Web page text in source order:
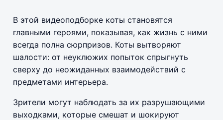
В этой видеоподборке коты становятся
главными героями, показывая, как жизнь с ними
всегда полна сюрпризов. Коты вытворяют
шалости: от неуклюжих попыток спрыгнуть
сверху до неожиданных взаимодействий с
предметами интерьера.
Зрители могут наблюдать за их разрушающими
выходками, которые смешат и шокируют